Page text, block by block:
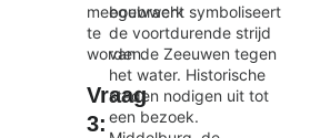
meegebracht
te
worden.
Vraag
3:
bouwwerk symboliseert
de voortdurende strijd
van de Zeeuwen tegen
het water. Historische
steden nodigen uit tot
een bezoek.